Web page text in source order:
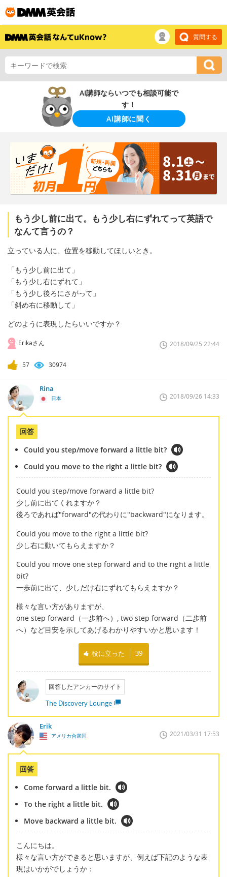
質問する
AI講師ならいつでも相談可能で
す！
AI講師に聞く
もう少し前に出て。もう少し右にずれてって英語で
なんて言うの？
立っている人に、位置を移動してほしいとき。
「もう少し前に出て」
「もう少し右にずれて」
「もう少し後ろにさがって」
「斜め右に移動して」
どのように表現したらいいですか？
Erikaさん 2018/09/25 22:44
57 30974
Rina
日本 2018/09/26 14:33
回答
Could you step/move forward a little bit?
Could you move to the right a little bit?
Could you step/move forward a little bit?
少し前に出てくれますか？
後ろであれば"forward"の代わりに"backward"になります。
Could you move to the right a little bit?
少し右に動いてもらえますか？
Could you move one step forward and to the right a little
bit?
一歩前に出て、少しだけ右にずれてもらえますか？
様々な言い方がありますが、
one step forward（一歩前へ）, two step forward（二歩前
へ）など目安を示してあげるわかりやすいかと思います！
役に立った 39
回答したアンカーのサイト
The Discovery Lounge
Erik
アメリカ合衆国 2021/03/31 17:53
回答
Come forward a little bit.
To the right a little bit.
Move backward a little bit.
こんにちは。
様々な言い方ができると思いますが、例えば下記のような表
現はいかがでしょうか：